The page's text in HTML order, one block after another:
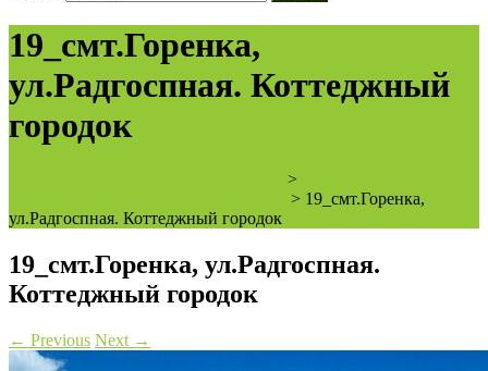
19_смт.Горенка,
ул.Радгоспная. Коттеджный
городок
>
> 19_смт.Горенка,
ул.Радгоспная. Коттеджный городок
19_смт.Горенка, ул.Радгоспная.
Коттеджный городок
← Previous Next →